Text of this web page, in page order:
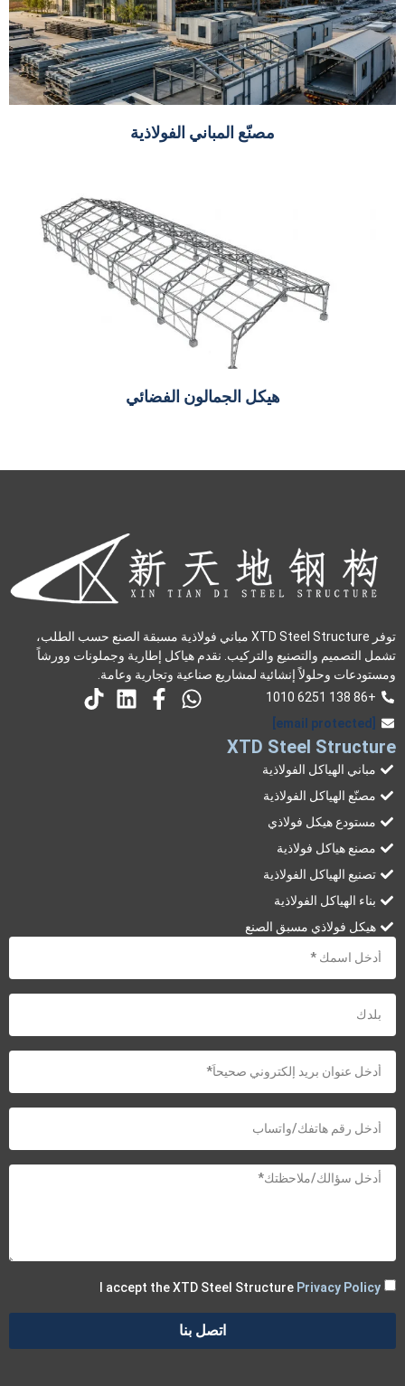
مصنّع المباني الفولاذية
هيكل الجمالون الفضائي
توفر XTD Steel Structure مباني فولاذية مسبقة الصنع حسب الطلب،
تشمل التصميم والتصنيع والتركيب. نقدم هياكل إطارية وجملونات وورشاً
ومستودعات وحلولاً إنشائية لمشاريع صناعية وتجارية وعامة.
+86 138 6251 1010
XTD Steel Structure
مباني الهياكل الفولاذية
مصنّع الهياكل الفولاذية
مستودع هيكل فولاذي
مصنع هياكل فولاذية
تصنيع الهياكل الفولاذية
بناء الهياكل الفولاذية
هيكل فولاذي مسبق الصنع
I accept the XTD Steel Structure Privacy Policy
اتصل بنا